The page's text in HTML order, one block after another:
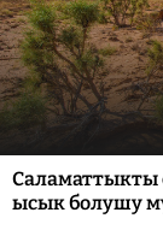
Саламаттыкты
ысык болушу